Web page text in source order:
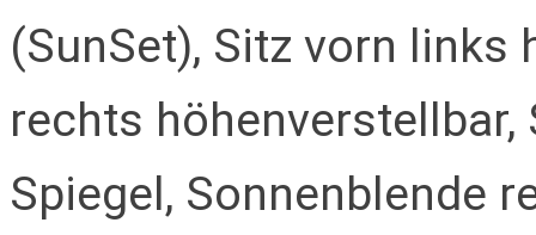
(SunSet), Sitz vorn links
rechts
Spiegel, Sonnenblende